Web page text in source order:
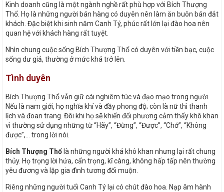
Kinh doanh cũng là một ngành nghề rất phù hợp với Bích Thượng
Thổ. Họ là những người bán hàng có duyên nên làm ăn buôn bán đắt
khách. Đặc biệt khi sinh năm Canh Tý, phúc rất lớn lại đào hoa nên
quan hệ với khách hàng rất tuyệt.
Nhìn chung cuộc sống Bích Thượng Thổ có duyên với tiền bạc, cuộc
sống dư giả, thường ở mức khá trở lên.
Tình duyên
Bích Thượng Thổ vẫn giữ cái nghiêm túc và đạo mạo trong người.
Nếu là nam giới, họ nghĩa khí và đầy phong độ; còn là nữ thì thanh
lịch và đoan trang. Đôi khi họ sẽ khiến đối phương cảm thấy khô khan
vì thường sử dụng những từ “Hãy”, “Đừng”, “Được”, “Chớ”, “Không
được”,… trong lời nói.
Bích Thượng Thổ là những người khá khô khan nhưng lại rất chung
thủy. Họ trọng lời hứa, cẩn trọng, kĩ càng, không hấp tấp nên thường
yêu đương và lập gia đình tương đối muộn.
Riêng những người tuổi Canh Tý lại có chút đào hoa. Nạp âm hành